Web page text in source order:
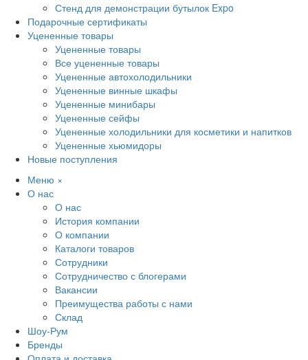
Стенд для демонстрации бутылок Expo
Подарочные сертификаты
Уцененные товары
Уцененные товары
Все уцененные товары
Уцененные автохолодильники
Уцененные винные шкафы
Уцененные минибары
Уцененные сейфы
Уцененные холодильники для косметики и напитков
Уцененные хьюмидоры
Новые поступления
Меню ×
О нас
О нас
История компании
О компании
Каталоги товаров
Сотрудники
Сотрудничество с блогерами
Вакансии
Преимущества работы с нами
Склад
Шоу-Рум
Бренды